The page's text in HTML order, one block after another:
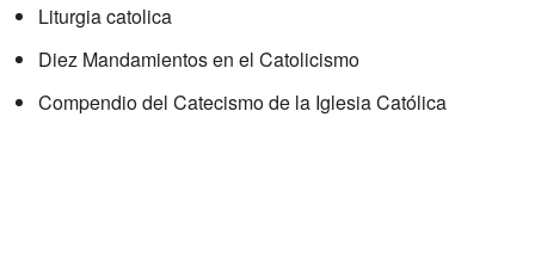
Liturgia catolica
Diez Mandamientos en el Catolicismo
Compendio del Catecismo de la Iglesia Católica